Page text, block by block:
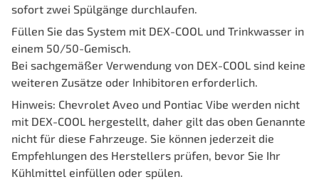
sofort zwei Spülgänge durchlaufen.
Füllen Sie das System mit DEX-COOL und Trinkwasser in
einem 50/50-Gemisch.
Bei sachgemäßer Verwendung von DEX-COOL sind keine
weiteren Zusätze oder Inhibitoren erforderlich.
Hinweis: Chevrolet Aveo und Pontiac Vibe werden nicht
mit DEX-COOL hergestellt, daher gilt das oben Genannte
nicht für diese Fahrzeuge. Sie können jederzeit die
Empfehlungen des Herstellers prüfen, bevor Sie Ihr
Kühlmittel einfüllen oder spülen.